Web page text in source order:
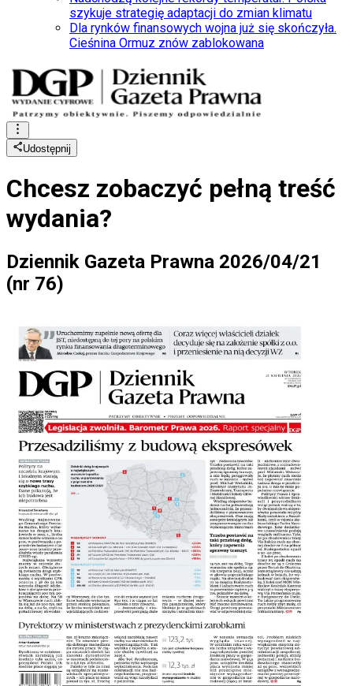
szykuje strategię adaptacji do zmian klimatu
Dla rynków finansowych wojna już się skończyła.
Cieśnina Ormuz znów zablokowana
Udostępnij
Chcesz zobaczyć pełną treść
wydania?
Dziennik Gazeta Prawna 2026/04/21
(nr 76)